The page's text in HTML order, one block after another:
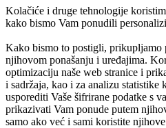
Kolačiće i druge tehnologije
kako bismo Vam ponudili
Kako bismo to postigli, prikupljamo
njihovom ponašanju i uređajima.
optimizaciju naše web stranice i
i sadržaja, kao i za analizu statistike
usporediti Vaše šifrirane podatke s
prikazivati Vam ponude putem
samo ako već i sami koristite